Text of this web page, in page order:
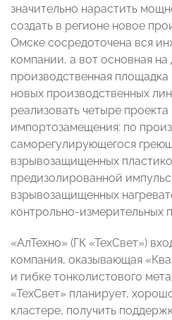
значительно нарастить
создать в регионе новое
Омске сосредоточена вся
компании, а вот основная
производственная
новых производственных
реализовать четыре
импортозамещения: по
саморегулирующегося
взрывозащищенных
предизолированной
взрывозащищенных
контрольно-измерительных
«АлТехно» (ГК «ТехСвет»)
компания, оказывающая
и гибке тонколистового
«ТехСвет» планирует,
кластере, получить